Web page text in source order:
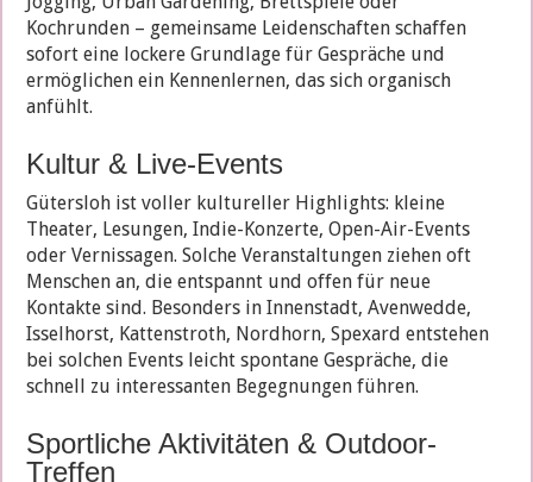
Kochrunden – gemeinsame Leidenschaften schaffen
sofort eine lockere Grundlage für Gespräche und
ermöglichen ein Kennenlernen, das sich organisch
anfühlt.
Kultur & Live-Events
Gütersloh ist voller kultureller Highlights: kleine
Theater, Lesungen, Indie-Konzerte, Open-Air-Events
oder Vernissagen. Solche Veranstaltungen ziehen oft
Menschen an, die entspannt und offen für neue
Kontakte sind. Besonders in Innenstadt, Avenwedde,
Isselhorst, Kattenstroth, Nordhorn, Spexard entstehen
bei solchen Events leicht spontane Gespräche, die
schnell zu interessanten Begegnungen führen.
Sportliche Aktivitäten & Outdoor-
Treffen